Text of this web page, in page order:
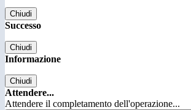
Chiudi
Successo
Chiudi
Informazione
Chiudi
Attendere...
Attendere il completamento dell'operazione...